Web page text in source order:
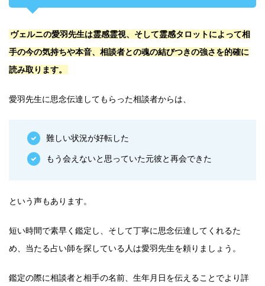
ヴェルニの愛羽先生は霊感霊視、そして霊感タロットによって相
手の今の気持ちや本音、相談者との魂の結びつきの強さを的確に
読み取ります。
愛羽先生に思念伝達してもらった相談者からは、
難しい状況が好転した
もう会えないと思っていた元彼と再会できた
という声もあります。
短い時間で素早く鑑定し、そして丁寧に思念伝達してくれるた
め、当たる占い師を探している人は愛羽先生を頼りましょう。
鑑定の際に相談者と相手の名前、生年月日を伝えることでより詳